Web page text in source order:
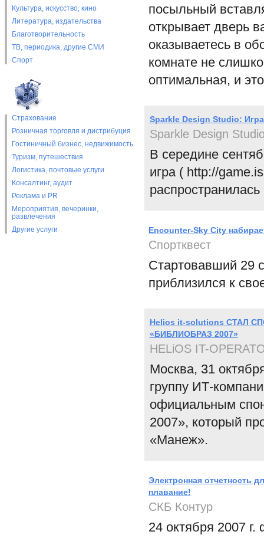
Культура, искусство, кино
Литература, издательства
Благотворительность
ТВ, периодика, другие СМИ
Спорт
Страхование
Розничная торговля и дистрибуция
Гостиничный бизнес, недвижимость
Туризм, путешествия
Логистика, почтовые услуги
Консалтинг, аудит
Реклама и PR
Мероприятия, вечеринки,
развлечения
Другие услуги
посыльный
открывает дверь
оказываетесь в
комнате не
оптимальная, и
Sparkle Design Studio:
Sparkle Design
В середине
игра ( http://
Encounter-Sky City
Спортквест
Стартовавший 29
приблизился к
Helios it-solutions СТАЛ
«БИБЛИОБРАЗ 2007»
HELiOS IT-
Москва, 31
группу ИТ-
официальным
2007», который
«Манеж».
Электронная отчетность
плавание!
СКБ Контур
24 октября 2007